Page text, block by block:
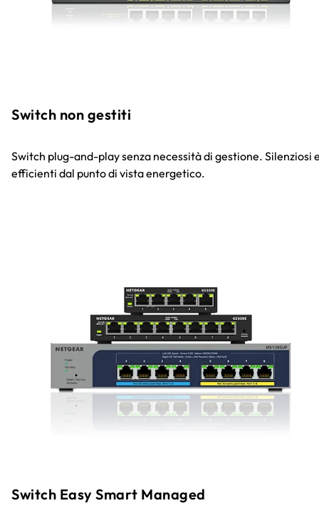
Switch non gestiti
Switch plug-and-play senza necessità di gestione. Silenziosi
efficienti dal punto di vista energetico.
Switch Easy Smart Managed